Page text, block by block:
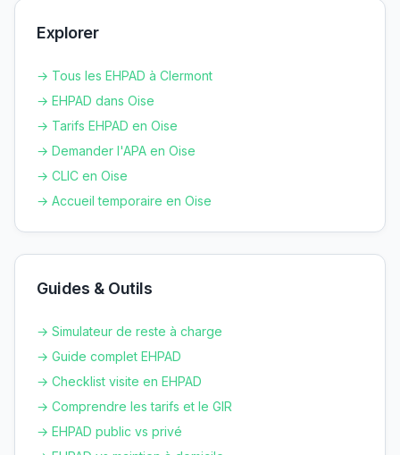
Explorer
→ Tous les EHPAD à Clermont
→ EHPAD dans Oise
→ Tarifs EHPAD en Oise
→ Demander l'APA en Oise
→ CLIC en Oise
→ Accueil temporaire en Oise
Guides & Outils
→ Simulateur de reste à charge
→ Guide complet EHPAD
→ Checklist visite en EHPAD
→ Comprendre les tarifs et le GIR
→ EHPAD public vs privé